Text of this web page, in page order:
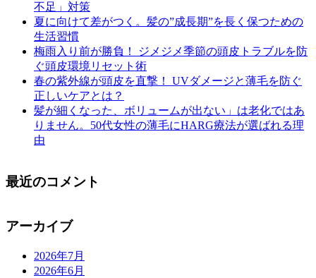
不足」対策
夏に向けて差がつく。髪の”成長期”を長く保つための
生活習慣
梅雨入り前が勝負！ ジメジメ季節の頭皮トラブルを防
ぐ頭皮環境リセット術
春の紫外線が頭皮を直撃！ UVダメージと薄毛を防ぐ
正しいケアとは？
髪が細くなった、ボリュームが出ない」は老化ではあ
りません。50代女性の薄毛にHARG療法が選ばれる理
由
最近のコメント
アーカイブ
2026年7月
2026年6月